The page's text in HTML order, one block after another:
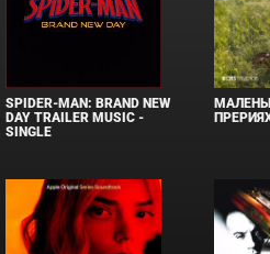
SPIDER-MAN: BRAND NEW
DAY TRAILER MUSIC -
SINGLE